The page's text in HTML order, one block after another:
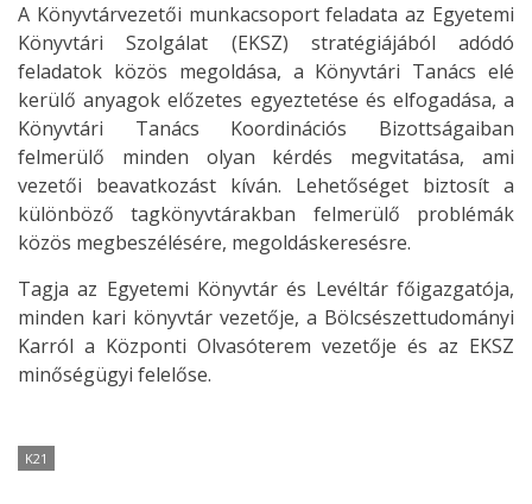
A Könyvtárvezetői munkacsoport feladata az Egyetemi
Könyvtári Szolgálat (EKSZ) stratégiájából adódó
feladatok közös megoldása, a Könyvtári Tanács elé
kerülő anyagok előzetes egyeztetése és elfogadása, a
Könyvtári Tanács Koordinációs Bizottságaiban
felmerülő minden olyan kérdés megvitatása, ami
vezetői beavatkozást kíván. Lehetőséget biztosít a
különböző tagkönyvtárakban felmerülő problémák
közös megbeszélésére, megoldáskeresésre.
Tagja az Egyetemi Könyvtár és Levéltár főigazgatója,
minden kari könyvtár vezetője, a Bölcsészettudományi
Karról a Központi Olvasóterem vezetője és az EKSZ
minőségügyi felelőse.
K21